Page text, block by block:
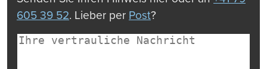
605 39 52. Lieber per Post?